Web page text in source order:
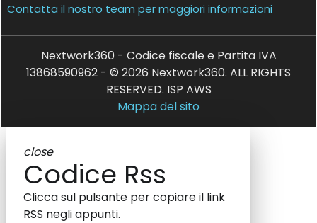
Contatta il nostro team per maggiori informazioni
Nextwork360 - Codice fiscale e Partita IVA
13868590962 - © 2026 Nextwork360. ALL RIGHTS
RESERVED. ISP AWS
Mappa del sito
close
Codice Rss
Clicca sul pulsante per copiare il link
RSS negli appunti.